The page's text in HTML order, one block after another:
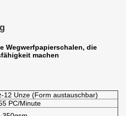
Wegwerfpapierschalen, die
machen
12 Unze (Form austauschbar)
PC/Minute